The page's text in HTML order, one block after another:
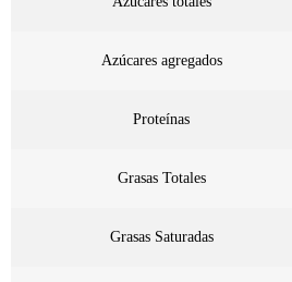
Azúcares agregados
Proteínas
Grasas Totales
Grasas Saturadas